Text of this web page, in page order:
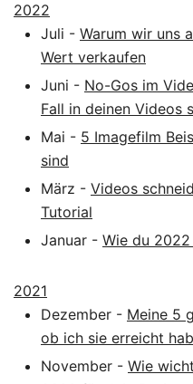
2022
Juli - Warum wir uns
Wert verkaufen
Juni - No-Gos im
Fall in deinen Videos
Mai - 5 Imagefilm
sind
März - Videos
Tutorial
Januar - Wie du
2021
Dezember - Meine 5
ob ich sie erreicht
November - Wie